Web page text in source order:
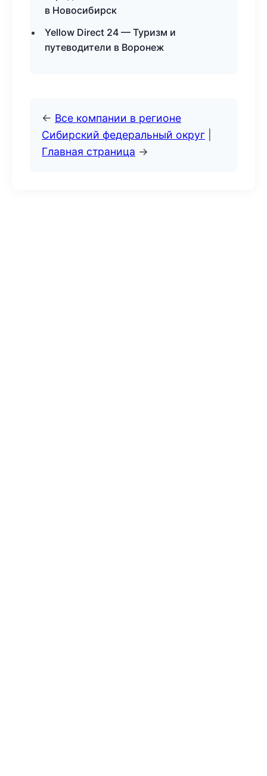
в Новосибирск
Yellow Direct 24 — Туризм и
путеводители в Воронеж
← Все компании в регионе
Сибирский федеральный округ
Главная страница →